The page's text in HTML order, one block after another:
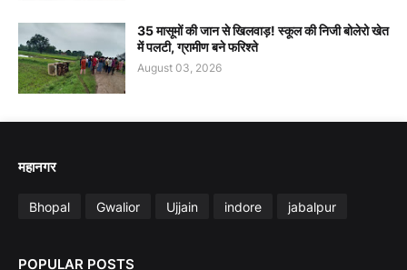
35 मासूमों की जान से खिलवाड़! स्कूल की निजी बोलेरो खेत
में पलटी, ग्रामीण बने फरिश्ते
August 03, 2026
महानगर
Bhopal Gwalior Ujjain indore jabalpur
POPULAR POSTS